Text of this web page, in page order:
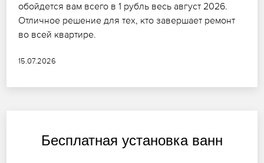
обойдется вам всего в 1 рубль весь август 2026.
Отличное решение для тех, кто завершает ремонт
во всей квартире.
15.07.2026
Бесплатная установка ванн